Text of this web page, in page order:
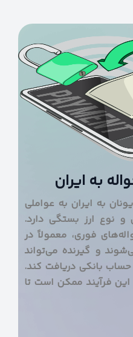
به ایران
به ایران به عواملی
نوع ارز بستگی دارد.
فوری، معمولاً در
می‌شوند و گیرنده می‌تواند
بانکی دریافت کند.
این فرآیند ممکن است تا